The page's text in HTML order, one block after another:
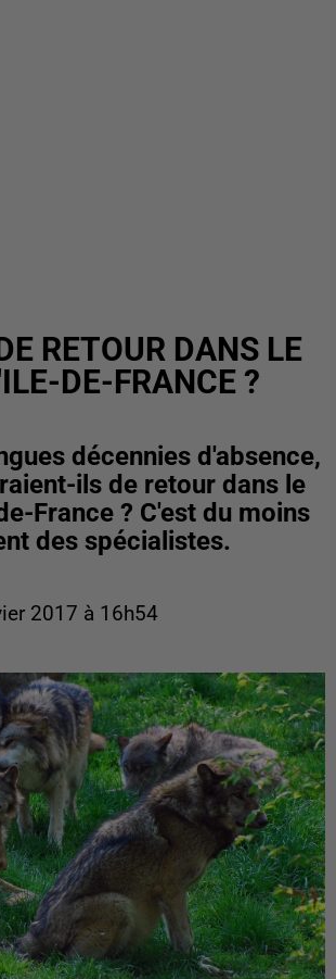
RETOUR DANS LE
DE-FRANCE ?
décennies d'absence,
ils de retour dans le
France ? C'est du moins
des spécialistes.
2017 à 16h54